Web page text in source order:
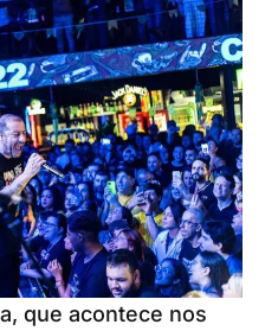
que acontece nos